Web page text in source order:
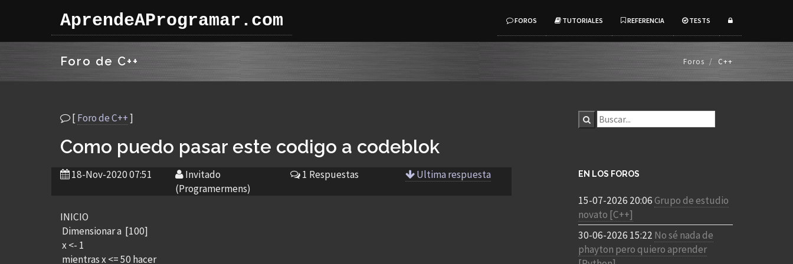
AprendeAProgramar.com FOROS TUTORIALES REFERENCIA TESTS
Foro de C++ Foros C++
[Foro de C++]
Como puedo pasar este codigo a codeblok
18-Nov-2020 07:51
Invitado
(Programermens)
1 Respuestas Ultima respuesta
INICIO
Dimensionar a [100]
x <- 1
mientras x <= 50 hacer
EN LOS FOROS
15-07-2026 20:06Grupo de estudio
novato [C++]
30-06-2026 15:22 No sé nada de
phayton pero quiero aprender